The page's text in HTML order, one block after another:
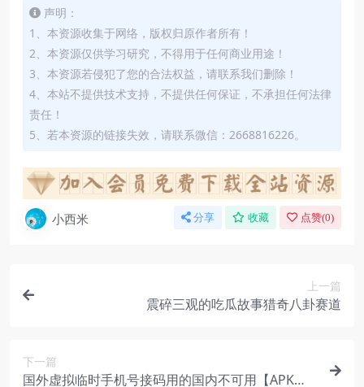
声明：
1、本资源收集于网络，版权归原作者所有！
2、本资源仅供学习研究，不得用于任何商业用途！
3、本资源若侵犯了您的合法权益，请联系我们删除！
4、本站不提供技术支持，不提供任何保证，不承担任何法律
责任！
5、若本资源的链接失效，请联系微信：2668816226。
小西米 分享 收藏 点赞(0)
上一篇
震碎三观的吃瓜故事猎奇八卦赛道
下一篇
国外虚拟临时手机号接码用的国内不可用【APK手